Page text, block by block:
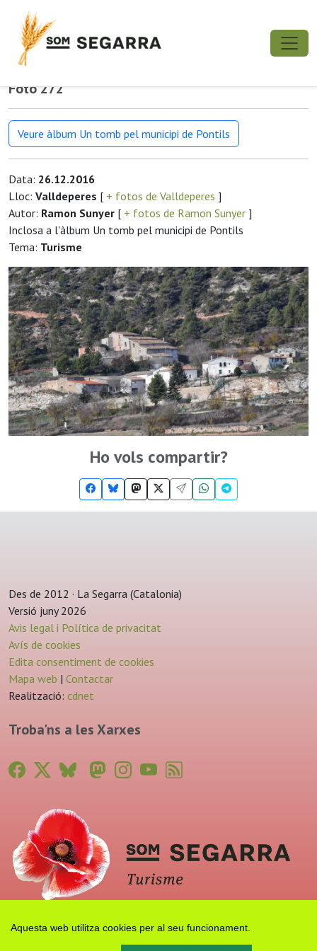
Aquesta web utilitza cookies per al seu funcionament.
Foto 272
Veure àlbum Un tomb pel municipi de Pontils
Data: 26.12.2016
Lloc: Valldeperes [ + fotos de Valldeperes ]
Autor: Ramon Sunyer [ + fotos de Ramon Sunyer ]
Inclosa a l'àlbum Un tomb pel municipi de Pontils
Tema: Turisme
Ho vols compartir?
Des de 2012 · La Segarra (Catalonia)
Versió juny 2026
Avis legal i Política de privacitat
Avís de cookies
Edita consentiment de cookies
Mapa web | Contactar
Realització: cdnet
Troba'ns a les Xarxes